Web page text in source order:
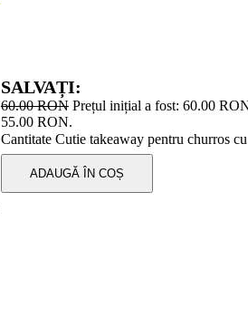
SALVAȚI:
60.00RON Prețul inițial a fost: 60.00
55.00 RON.
Cantitate Cutie takeaway pentru churros
ADAUGĂ ÎN COȘ